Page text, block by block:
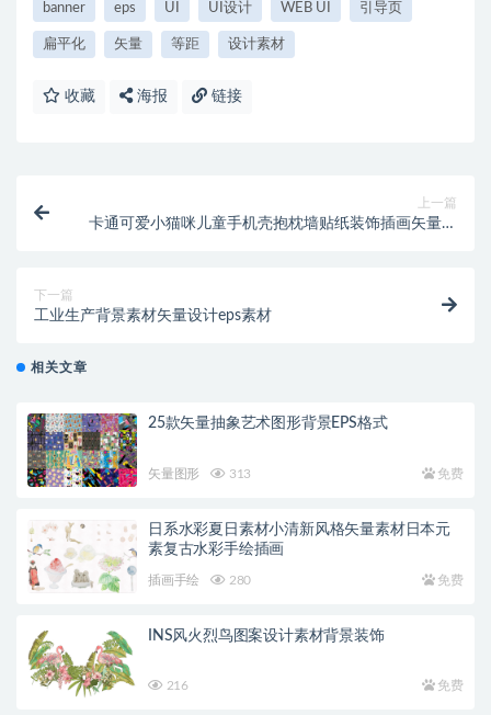
banner eps UI UI设计 WEB UI 引导页
扁平化 矢量 等距 设计素材
收藏 海报 链接
上一篇
卡通可爱小猫咪儿童手机壳抱枕墙贴纸装饰插画矢量图
下一篇
工业生产背景素材矢量设计eps素材
相关文章
25款矢量抽象艺术图形背景EPS格式
矢量图形 313 免费
日系水彩夏日素材小清新风格矢量素材日本元
素复古水彩手绘插画
插画手绘 280 免费
INS风火烈鸟图案设计素材背景装饰
216 免费